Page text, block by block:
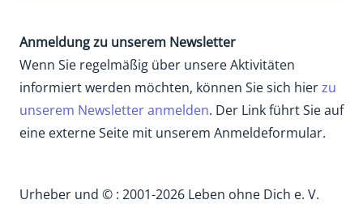
Anmeldung zu unserem Newsletter
Wenn Sie regelmäßig über unsere Aktivitäten
informiert werden möchten, können Sie sich hierzu
unserem Newsletter anmelden. Der Link führt Sie auf
eine externe Seite mit unserem Anmeldeformular.
Urheber und © : 2001-2026 Leben ohne Dich e. V.